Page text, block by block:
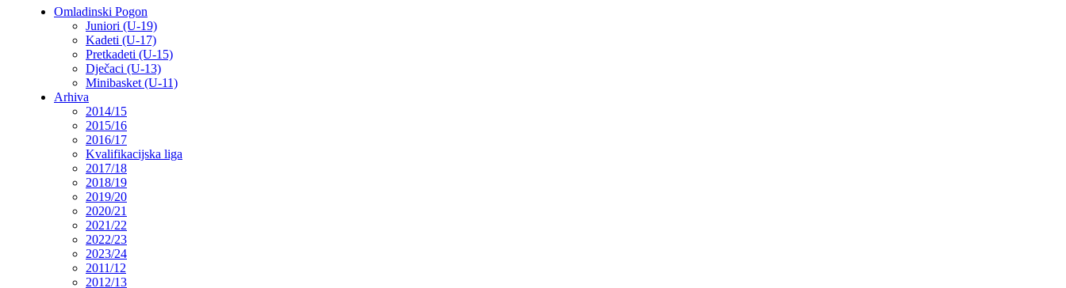
Omladinski Pogon
Juniori (U-19)
Kadeti (U-17)
Pretkadeti (U-15)
Dječaci (U-13)
Minibasket (U-11)
Arhiva
2014/15
2015/16
2016/17
Kvalifikacijska liga
2017/18
2018/19
2019/20
2020/21
2021/22
2022/23
2023/24
2011/12
2012/13